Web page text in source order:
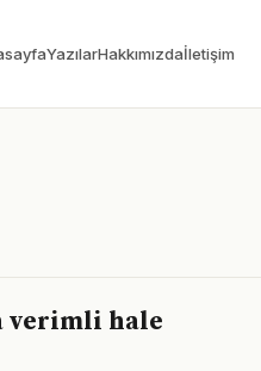
YazılarHakkımızdaİletişim
verimli hale